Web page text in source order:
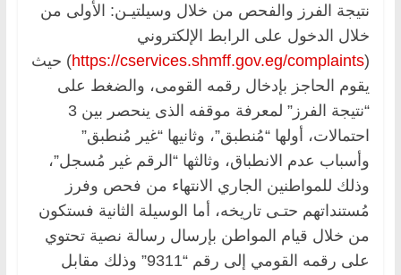
نتيجة الفرز والفحص من خلال وسيلتيـن: الأولى من
خلال الدخول على الرابط الإلكتروني
(
https://cservices.shmff.gov.eg/complaints) حيث
يقوم الحاجز بإدخال رقمه القومى، والضغط على
“نتيجة الفرز” لمعرفة موقفه الذى ينحصر بين 3
احتمالات، أولها “مُنطبق”، وثانيها “غير مُنطبق”
وأسباب عدم الانطباق، وثالثها “الرقم غير مُسجل”،
وذلك للمواطنين الجاري الانتهاء من فحص وفرز
مُستنداتهم حتـى تاريخه، أما الوسيلة الثانية فستكون
من خلال قيام المواطن بإرسال رسالة نصية تحتوي
على رقمه القومي إلى رقم “9311” وذلك مقابل